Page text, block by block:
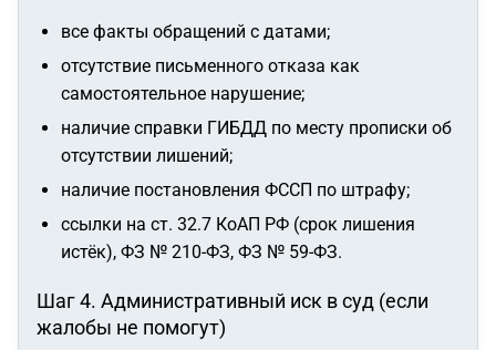
все факты обращений с датами;
отсутствие письменного отказа как
самостоятельное нарушение;
наличие справки ГИБДД по месту прописки об
отсутствии лишений;
наличие постановления ФССП по штрафу;
ссылки на ст. 32.7 КоАП РФ (срок лишения
истёк), ФЗ № 210-ФЗ, ФЗ № 59-ФЗ.
Шаг 4. Административный иск в суд (если
жалобы не помогут)